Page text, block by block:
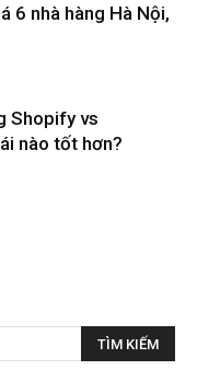
6 nhà hàng Hà Nội,
Shopify vs
nào tốt hơn?